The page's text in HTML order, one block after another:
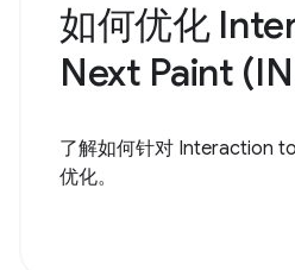
如何优化
Next Paint
了解如何针对 Interaction
优化。